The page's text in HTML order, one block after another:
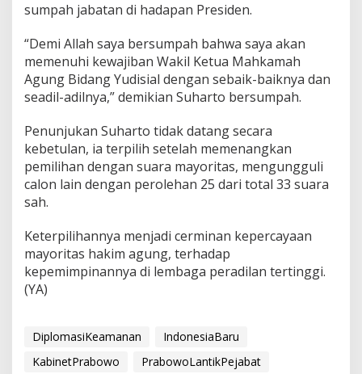
sumpah jabatan di hadapan Presiden.
“Demi Allah saya bersumpah bahwa saya akan
memenuhi kewajiban Wakil Ketua Mahkamah
Agung Bidang Yudisial dengan sebaik-baiknya dan
seadil-adilnya,” demikian Suharto bersumpah.
Penunjukan Suharto tidak datang secara
kebetulan, ia terpilih setelah memenangkan
pemilihan dengan suara mayoritas, mengungguli
calon lain dengan perolehan 25 dari total 33 suara
sah.
Keterpilihannya menjadi cerminan kepercayaan
mayoritas hakim agung, terhadap
kepemimpinannya di lembaga peradilan tertinggi.
(YA)
DiplomasiKeamanan
IndonesiaBaru
KabinetPrabowo
PrabowoLantikPejabat